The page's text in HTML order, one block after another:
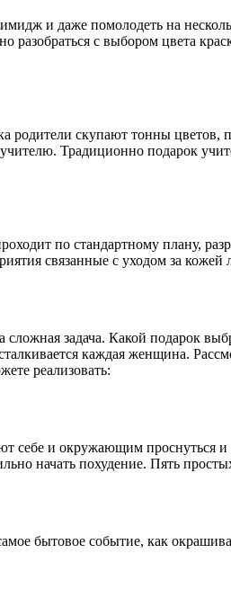
и даже помолодеть на
разобраться с выбором цвета
скупают тонны цветов,
Традиционно подарок
по стандартному плану,
связанные с уходом за
задача. Какой подарок
каждая женщина.
реализовать:
и окружающим проснуться и
начать похудение. Пять
бытовое событие, как